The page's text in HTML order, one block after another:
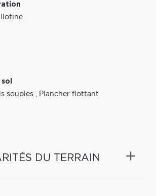
souples , Plancher flottant
DU TERRAIN